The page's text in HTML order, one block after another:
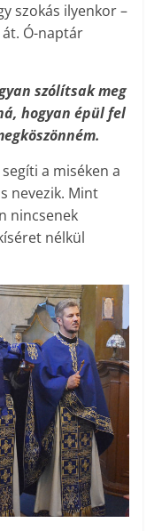
szokás ilyenkor –
Ó-naptár
szólítsak meg
hogyan épül fel
a miséken a
nevezik. Mint
nincsenek
nélkül